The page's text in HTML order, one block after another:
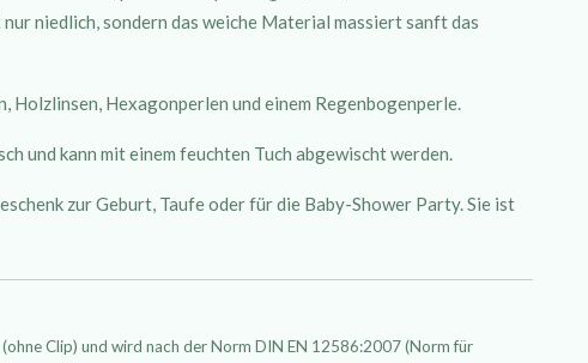
niedlich, sondern das weiche Material massiert sanft das
Hexagonperlen und einem Regenbogenperle.
und kann mit einem feuchten Tuch abgewischt werden.
zur Geburt, Taufe oder für die Baby-Shower Party. Sie ist
Clip) und wird nach der Norm DIN EN 12586:2007 (Norm für